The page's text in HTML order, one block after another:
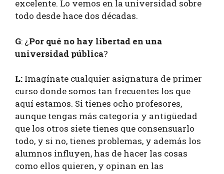
excelente. Lo vemos en la universidad sobre
todo desde hace dos décadas.
G: ¿Por qué no hay libertad en una
universidad pública?
L: Imagínate cualquier asignatura de primer
curso donde somos tan frecuentes los que
aquí estamos. Si tienes ocho profesores,
aunque tengas más categoría y antigüedad
que los otros siete tienes que consensuarlo
todo, y si no, tienes problemas, y además los
alumnos influyen, has de hacer las cosas
como ellos quieren, y opinan en las